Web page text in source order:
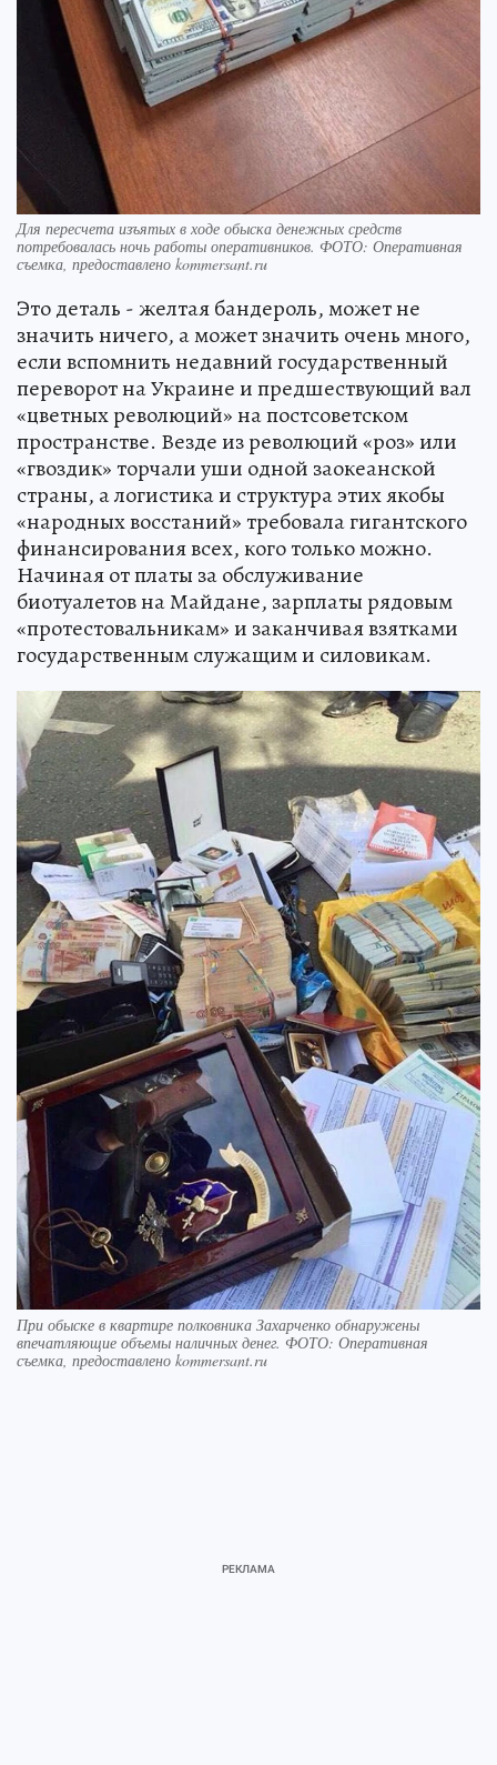
Для пересчета изъятых в ходе обыска денежных средств
потребовалась ночь работы оперативников. ФОТО: Оперативная
съемка, предоставлено kommersant.ru
Это деталь - желтая бандероль, может не
значить ничего, а может значить очень много,
если вспомнить недавний государственный
переворот на Украине и предшествующий вал
«цветных революций» на постсоветском
пространстве. Везде из революций «роз» или
«гвоздик» торчали уши одной заокеанской
страны, а логистика и структура этих якобы
«народных восстаний» требовала гигантского
финансирования всех, кого только можно.
Начиная от платы за обслуживание
биотуалетов на Майдане, зарплаты рядовым
«протестовальникам» и заканчивая взятками
государственным служащим и силовикам.
При обыске в квартире полковника Захарченко обнаружены
впечатляющие объемы наличных денег. ФОТО: Оперативная
съемка, предоставлено kommersant.ru